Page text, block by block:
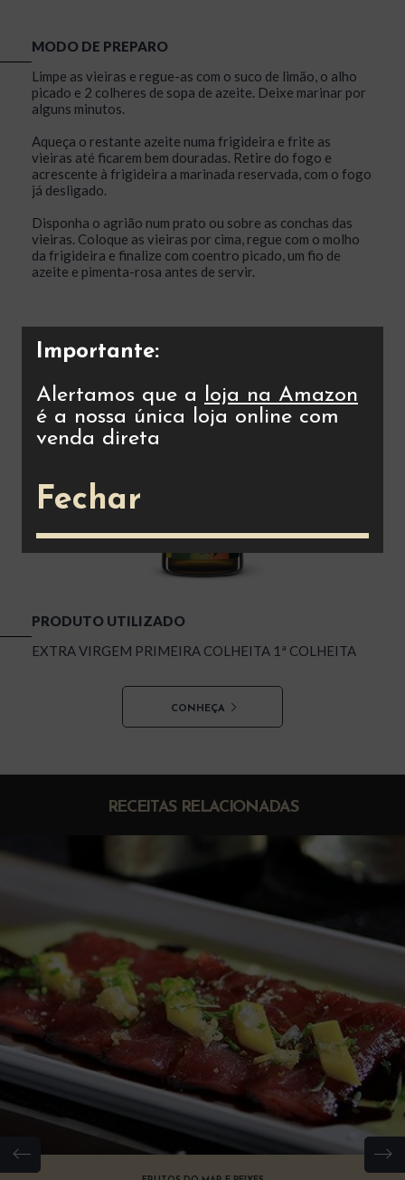
MODO DE PREPARO
Limpe as vieiras e regue-as com o suco de limão, o alho
picado e 2 colheres de sopa de azeite. Deixe marinar por
alguns minutos.
Aqueça o restante azeite numa frigideira e frite as
vieiras até ficarem bem douradas. Retire do fogo e
acrescente à frigideira a marinada reservada, com o fogo
já desligado.
Disponha o agrião num prato ou sobre as conchas das
vieiras. Coloque as vieiras por cima, regue com o molho
da frigideira e finalize com coentro picado, um fio de
azeite e pimenta-rosa antes de servir.
PRODUTO UTILIZADO
EXTRA VIRGEM PRIMEIRA COLHEITA 1ª COLHEITA
CONHEÇA
RECEITAS RELACIONADAS
Importante:
Alertamos que a
loja na Amazon
é a nossa única loja online com
venda direta
Fechar